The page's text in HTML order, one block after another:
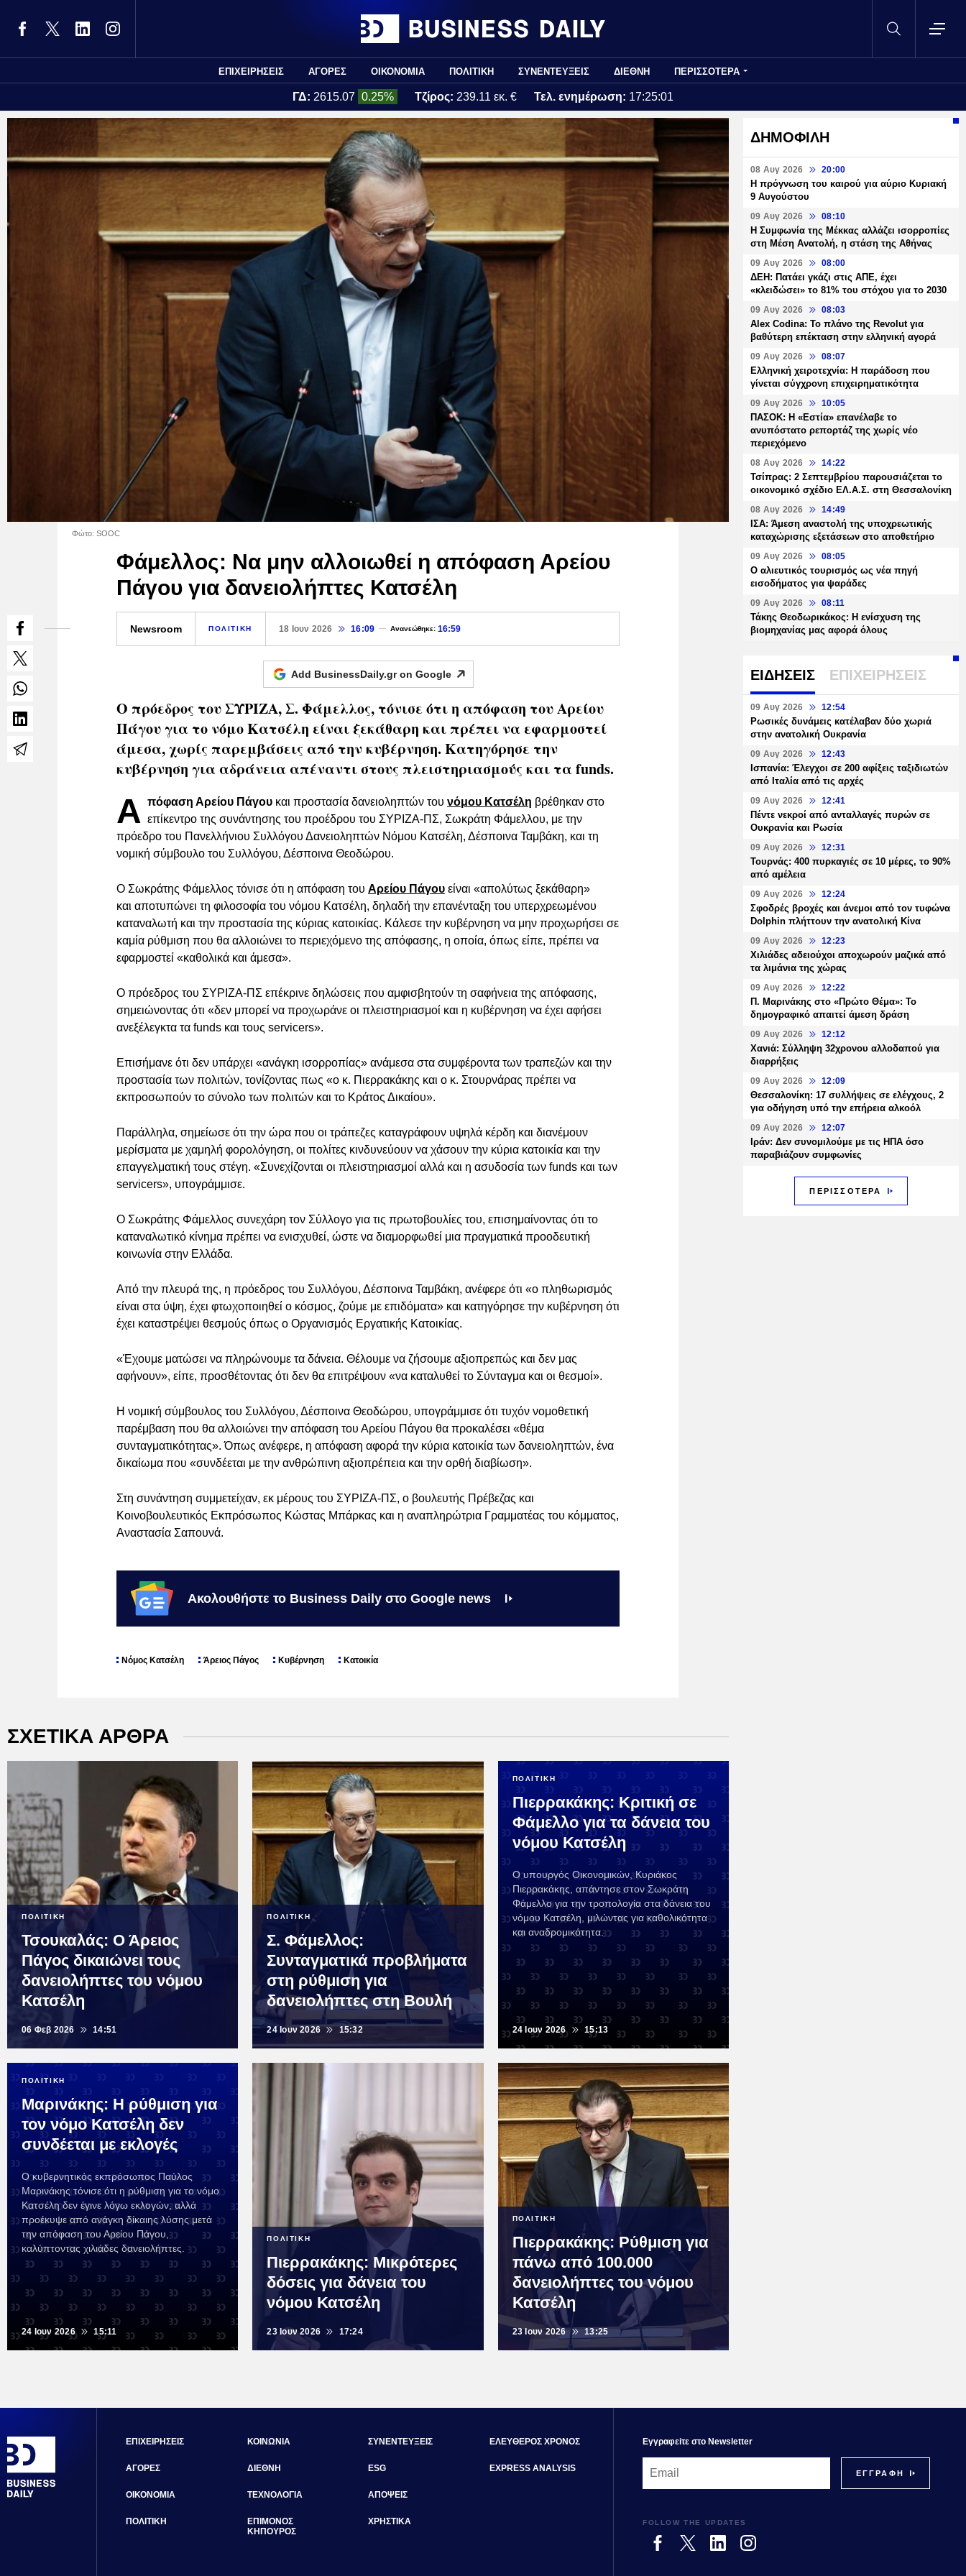
ΕΠΙΧΕΙΡΗΣΕΙΣ ΑΓΟΡΕΣ ΟΙΚΟΝΟΜΙΑ ΠΟΛΙΤΙΚΗ ΣΥΝΕΝΤΕΥΞΕΙΣ ΔΙΕΘΝΗ ΠΕΡΙΣΣΟΤΕΡΑ
ΓΔ: 2615.07 0.25% Τζίρος: 239.11 εκ. € Τελ. ενημέρωση: 17:25:01
Φώτο: SOOC
Φάμελλος: Να μην αλλοιωθεί η απόφαση Αρείου
Πάγου για δανειολήπτες Κατσέλη
Newsroom ΠΟΛΙΤΙΚΗ 18 Ιουν 2026 16:09 Ανανεώθηκε: 16:59
Add BusinessDaily.gr on Google
Ο πρόεδρος του ΣΥΡΙΖΑ, Σ. Φάμελλος, τόνισε ότι η απόφαση του Αρείου
Πάγου για το νόμο Κατσέλη είναι ξεκάθαρη και πρέπει να εφαρμοστεί
άμεσα, χωρίς παρεμβάσεις από την κυβέρνηση. Κατηγόρησε την
κυβέρνηση για αδράνεια απέναντι στους πλειστηριασμούς και τα funds.
Α πόφαση Αρείου Πάγου και προστασία δανειοληπτών του νόμου Κατσέλη βρέθηκαν στο
επίκεντρο της συνάντησης του προέδρου του ΣΥΡΙΖΑ-ΠΣ, Σωκράτη Φάμελλου, με την
πρόεδρο του Πανελλήνιου Συλλόγου Δανειοληπτών Νόμου Κατσέλη, Δέσποινα Ταμβάκη, και τη
νομική σύμβουλο του Συλλόγου, Δέσποινα Θεοδώρου.
Ο Σωκράτης Φάμελλος τόνισε ότι η απόφαση του Αρείου Πάγου είναι «απολύτως ξεκάθαρη»
και αποτυπώνει τη φιλοσοφία του νόμου Κατσέλη, δηλαδή την επανένταξη του υπερχρεωμένου
καταναλωτή και την προστασία της κύριας κατοικίας. Κάλεσε την κυβέρνηση να μην προχωρήσει σε
καμία ρύθμιση που θα αλλοιώνει το περιεχόμενο της απόφασης, η οποία, όπως είπε, πρέπει να
εφαρμοστεί «καθολικά και άμεσα».
Ο πρόεδρος του ΣΥΡΙΖΑ-ΠΣ επέκρινε δηλώσεις που αμφισβητούν τη σαφήνεια της απόφασης,
σημειώνοντας ότι «δεν μπορεί να προχωράνε οι πλειστηριασμοί και η κυβέρνηση να έχει αφήσει
ανεξέλεγκτα τα funds και τους servicers».
Επισήμανε ότι δεν υπάρχει «ανάγκη ισορροπίας» ανάμεσα στα συμφέροντα των τραπεζών και την
προστασία των πολιτών, τονίζοντας πως «ο κ. Πιερρακάκης και ο κ. Στουρνάρας πρέπει να
εκπροσωπούν το σύνολο των πολιτών και το Κράτος Δικαίου».
Παράλληλα, σημείωσε ότι την ώρα που οι τράπεζες καταγράφουν υψηλά κέρδη και διανέμουν
μερίσματα με χαμηλή φορολόγηση, οι πολίτες κινδυνεύουν να χάσουν την κύρια κατοικία και την
επαγγελματική τους στέγη. «Συνεχίζονται οι πλειστηριασμοί αλλά και η ασυδοσία των funds και των
servicers», υπογράμμισε.
Ο Σωκράτης Φάμελλος συνεχάρη τον Σύλλογο για τις πρωτοβουλίες του, επισημαίνοντας ότι το
καταναλωτικό κίνημα πρέπει να ενισχυθεί, ώστε να διαμορφωθεί μια πραγματικά προοδευτική
κοινωνία στην Ελλάδα.
Από την πλευρά της, η πρόεδρος του Συλλόγου, Δέσποινα Ταμβάκη, ανέφερε ότι «ο πληθωρισμός
είναι στα ύψη, έχει φτωχοποιηθεί ο κόσμος, ζούμε με επιδόματα» και κατηγόρησε την κυβέρνηση ότι
έχει καταστρέψει θεσμούς όπως ο Οργανισμός Εργατικής Κατοικίας.
«Έχουμε ματώσει να πληρώνουμε τα δάνεια. Θέλουμε να ζήσουμε αξιοπρεπώς και δεν μας
αφήνουν», είπε, προσθέτοντας ότι δεν θα επιτρέψουν «να καταλυθεί το Σύνταγμα και οι θεσμοί».
Η νομική σύμβουλος του Συλλόγου, Δέσποινα Θεοδώρου, υπογράμμισε ότι τυχόν νομοθετική
παρέμβαση που θα αλλοιώνει την απόφαση του Αρείου Πάγου θα προκαλέσει «θέμα
συνταγματικότητας». Όπως ανέφερε, η απόφαση αφορά την κύρια κατοικία των δανειοληπτών, ένα
δικαίωμα που «συνδέεται με την ανθρώπινη αξιοπρέπεια και την ορθή διαβίωση».
Στη συνάντηση συμμετείχαν, εκ μέρους του ΣΥΡΙΖΑ-ΠΣ, ο βουλευτής Πρέβεζας και
Κοινοβουλευτικός Εκπρόσωπος Κώστας Μπάρκας και η αναπληρώτρια Γραμματέας του κόμματος,
Αναστασία Σαπουνά.
Ακολουθήστε το Business Daily στο Google news
Νόμος Κατσέλη Άρειος Πάγος Κυβέρνηση Κατοικία
ΣΧΕΤΙΚΑ ΑΡΘΡΑ
ΠΟΛΙΤΙΚΗ
Τσουκαλάς: Ο Άρειος
Πάγος δικαιώνει τους
δανειολήπτες του νόμου
Κατσέλη
06 Φεβ 2026 14:51
ΠΟΛΙΤΙΚΗ
Σ. Φάμελλος:
Συνταγματικά προβλήματα
στη ρύθμιση για
δανειολήπτες στη Βουλή
24 Ιουν 2026 15:32
ΠΟΛΙΤΙΚΗ
Πιερρακάκης: Κριτική σε
Φάμελλο για τα δάνεια του
νόμου Κατσέλη
Ο υπουργός Οικονομικών, Κυριάκος
Πιερρακάκης, απάντησε στον Σωκράτη
Φάμελλο για την τροπολογία στα δάνεια του
νόμου Κατσέλη, μιλώντας για καθολικότητα
και αναδρομικότητα.
24 Ιουν 2026 15:13
ΠΟΛΙΤΙΚΗ
Μαρινάκης: Η ρύθμιση για
τον νόμο Κατσέλη δεν
συνδέεται με εκλογές
Ο κυβερνητικός εκπρόσωπος Παύλος
Μαρινάκης τόνισε ότι η ρύθμιση για το νόμο
Κατσέλη δεν έγινε λόγω εκλογών, αλλά
προέκυψε από ανάγκη δίκαιης λύσης μετά
την απόφαση του Αρείου Πάγου,
καλύπτοντας χιλιάδες δανειολήπτες.
24 Ιουν 2026 15:11
ΠΟΛΙΤΙΚΗ
Πιερρακάκης: Μικρότερες
δόσεις για δάνεια του
νόμου Κατσέλη
23 Ιουν 2026 17:24
ΠΟΛΙΤΙΚΗ
Πιερρακάκης: Ρύθμιση για
πάνω από 100.000
δανειολήπτες του νόμου
Κατσέλη
23 Ιουν 2026 13:25
ΔΗΜΟΦΙΛΗ
08 Αυγ 2026 20:00
Η πρόγνωση του καιρού για αύριο Κυριακή
9 Αυγούστου
09 Αυγ 2026 08:10
Η Συμφωνία της Μέκκας αλλάζει ισορροπίες
στη Μέση Ανατολή, η στάση της Αθήνας
09 Αυγ 2026 08:00
ΔΕΗ: Πατάει γκάζι στις ΑΠΕ, έχει
«κλειδώσει» το 81% του στόχου για το 2030
09 Αυγ 2026 08:03
Alex Codina: Το πλάνο της Revolut για
βαθύτερη επέκταση στην ελληνική αγορά
09 Αυγ 2026 08:07
Ελληνική χειροτεχνία: Η παράδοση που
γίνεται σύγχρονη επιχειρηματικότητα
09 Αυγ 2026 10:05
ΠΑΣΟΚ: Η «Εστία» επανέλαβε το
ανυπόστατο ρεπορτάζ της χωρίς νέο
περιεχόμενο
08 Αυγ 2026 14:22
Τσίπρας: 2 Σεπτεμβρίου παρουσιάζεται το
οικονομικό σχέδιο ΕΛ.Α.Σ. στη Θεσσαλονίκη
08 Αυγ 2026 14:49
ΙΣΑ: Άμεση αναστολή της υποχρεωτικής
καταχώρισης εξετάσεων στο αποθετήριο
09 Αυγ 2026 08:05
Ο αλιευτικός τουρισμός ως νέα πηγή
εισοδήματος για ψαράδες
09 Αυγ 2026 08:11
Τάκης Θεοδωρικάκος: Η ενίσχυση της
βιομηχανίας μας αφορά όλους
ΕΙΔΗΣΕΙΣ ΕΠΙΧΕΙΡΗΣΕΙΣ
09 Αυγ 2026 12:54
Ρωσικές δυνάμεις κατέλαβαν δύο χωριά
στην ανατολική Ουκρανία
09 Αυγ 2026 12:43
Ισπανία: Έλεγχοι σε 200 αφίξεις ταξιδιωτών
από Ιταλία από τις αρχές
09 Αυγ 2026 12:41
Πέντε νεκροί από ανταλλαγές πυρών σε
Ουκρανία και Ρωσία
09 Αυγ 2026 12:31
Τουρνάς: 400 πυρκαγιές σε 10 μέρες, το 90%
από αμέλεια
09 Αυγ 2026 12:24
Σφοδρές βροχές και άνεμοι από τον τυφώνα
Dolphin πλήττουν την ανατολική Κίνα
09 Αυγ 2026 12:23
Χιλιάδες αδειούχοι αποχωρούν μαζικά από
τα λιμάνια της χώρας
09 Αυγ 2026 12:22
Π. Μαρινάκης στο «Πρώτο Θέμα»: Το
δημογραφικό απαιτεί άμεση δράση
09 Αυγ 2026 12:12
Χανιά: Σύλληψη 32χρονου αλλοδαπού για
διαρρήξεις
09 Αυγ 2026 12:09
Θεσσαλονίκη: 17 συλλήψεις σε ελέγχους, 2
για οδήγηση υπό την επήρεια αλκοόλ
09 Αυγ 2026 12:07
Ιράν: Δεν συνομιλούμε με τις ΗΠΑ όσο
παραβιάζουν συμφωνίες
ΠΕΡΙΣΣΟΤΕΡΑ
ΕΠΙΧΕΙΡΗΣΕΙΣ
ΑΓΟΡΕΣ
ΟΙΚΟΝΟΜΙΑ
ΠΟΛΙΤΙΚΗ
ΚΟΙΝΩΝΙΑ
ΔΙΕΘΝΗ
ΤΕΧΝΟΛΟΓΙΑ
ΕΠΙΜΟΝΟΣ
ΚΗΠΟΥΡΟΣ
ΣΥΝΕΝΤΕΥΞΕΙΣ
ESG
ΑΠΟΨΕΙΣ
ΧΡΗΣΤΙΚΑ
ΕΛΕΥΘΕΡΟΣ ΧΡΟΝΟΣ
EXPRESS ANALYSIS
FOLLOW THE UPDATES
Εγγραφεiτε στο Newsletter